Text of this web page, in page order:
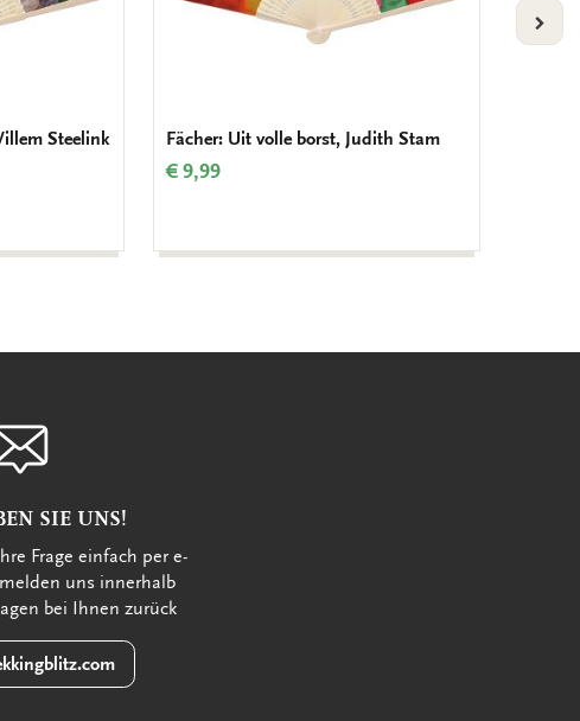
Steelink
Fächer: Uit volle borst, Judith Stam
€ 9,99
SIE UNS!
Frage einfach per e-
uns innerhalb
bei Ihnen zurück